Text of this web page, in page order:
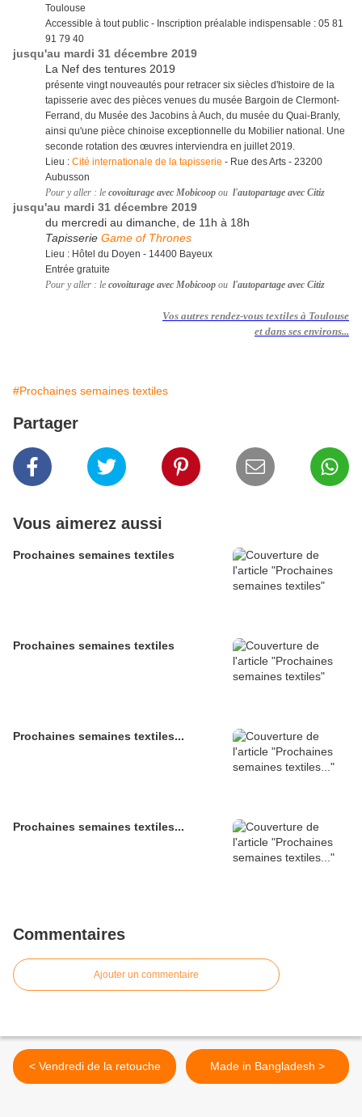
Toulouse
Accessible à tout public - Inscription préalable indispensable : 05 81
91 79 40
jusqu'au mardi 31 décembre 2019
La Nef des tentures 2019
présente vingt nouveautés pour retracer six siècles d'histoire de la
tapisserie avec des pièces venues du musée Bargoin de Clermont-
Ferrand, du Musée des Jacobins à Auch, du musée du Quai-Branly,
ainsi qu'une pièce chinoise exceptionnelle du Mobilier national. Une
seconde rotation des œuvres interviendra en juillet 2019.
Lieu : Cité internationale de la tapisserie - Rue des Arts - 23200
Aubusson
Pour y aller : le covoiturage avec Mobicoop ou l'autopartage avec Citiz
jusqu'au mardi 31 décembre 2019
du mercredi au dimanche, de 11h à 18h
Tapisserie Game of Thrones
Lieu : Hôtel du Doyen - 14400 Bayeux
Entrée gratuite
Pour y aller : le covoiturage avec Mobicoop ou l'autopartage avec Citiz
Vos autres rendez-vous textiles à Toulouse
et dans ses environs...
#Prochaines semaines textiles
Partager
Vous aimerez aussi
Prochaines semaines textiles
Prochaines semaines textiles
Prochaines semaines textiles...
Prochaines semaines textiles...
Commentaires
Ajouter un commentaire
< Vendredi de la retouche Made in Bangladesh >